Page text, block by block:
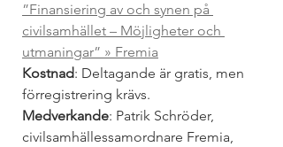
”Finansiering av och synen på
civilsamhället – Möjligheter och
utmaningar” » Fremia
Kostnad: Deltagande är gratis, men
förregistrering krävs.
Medverkande: Patrik Schröder,
civilsamhällessamordnare Fremia,